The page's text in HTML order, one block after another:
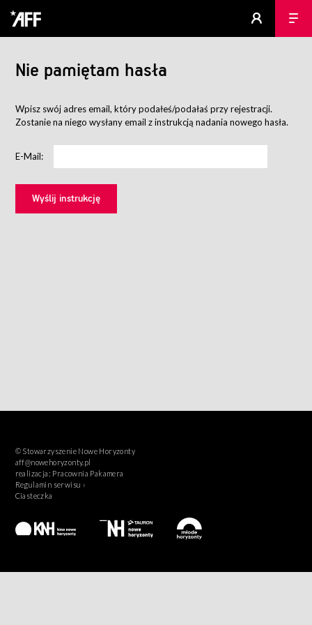
Nie pamiętam hasła
Wpisz swój adres email, który podałeś/podałaś przy rejestracji.
Zostanie na niego wysłany email z instrukcją nadania nowego hasła.
E-Mail:
© Stowarzyszenie Nowe Horyzonty
aff@nowehoryzonty.pl
realizacja: Pracownia Pakamera
Regulamin serwisu ›
Ciasteczka